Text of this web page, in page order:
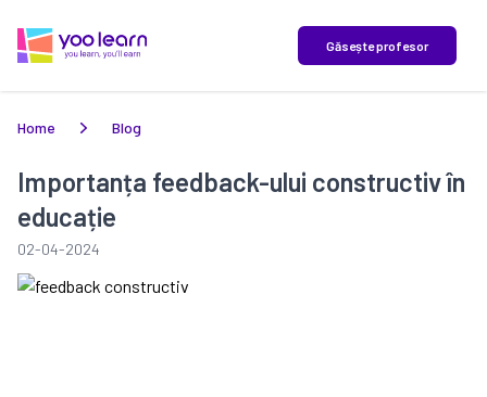
yoo learn Găsește profesor
Home Blog
Importanța feedback-ului constructiv în
educație
02-04-2024